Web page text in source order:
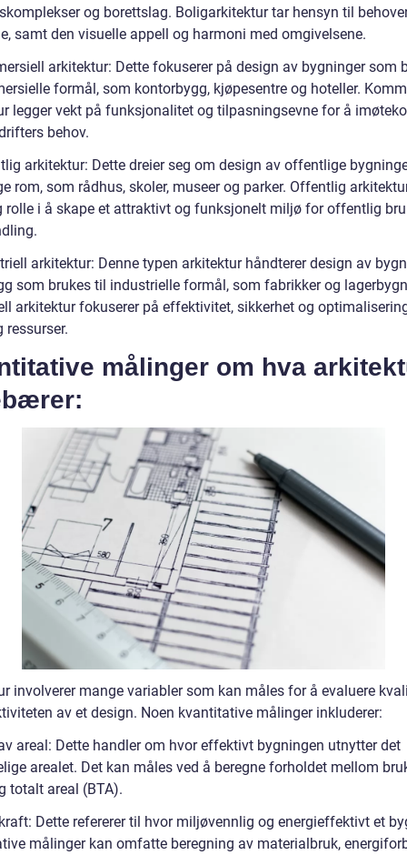
og borettslag. Boligarkitektur tar hensyn til
samt den visuelle appell og harmoni med omgivelsene.
arkitektur: Dette fokuserer på design av bygninger som
formål, som kontorbygg, kjøpesentre og hoteller.
legger vekt på funksjonalitet og tilpasningsevne for å
behov.
arkitektur: Dette dreier seg om design av offentlige
rom, som rådhus, skoler, museer og parker. Offentlig
rolle i å skape et attraktivt og funksjonelt miljø for offentlig
arkitektur: Denne typen arkitektur håndterer design av
som brukes til industrielle formål, som fabrikker og
arkitektur fokuserer på effektivitet, sikkerhet og
ressurser.
målinger om hva
involverer mange variabler som kan måles for å evaluere
av et design. Noen kvantitative målinger inkluderer:
areal: Dette handler om hvor effektivt bygningen utnytter det
arealet. Det kan måles ved å beregne forholdet mellom
totalt areal (BTA).
Dette refererer til hvor miljøvennlig og energieffektivt et
målinger kan omfatte beregning av materialbruk,